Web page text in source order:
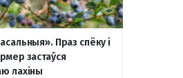
c
e
s
t
l
e
S u
T
о
н
Праз спёку і
застаўся
лахіны